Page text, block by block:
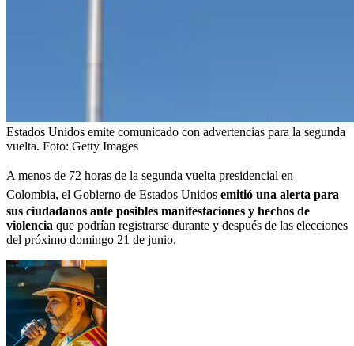
Estados Unidos emite comunicado con advertencias para la segunda
vuelta. Foto: Getty Images
A menos de 72 horas de la segunda vuelta presidencial en
Colombia, el Gobierno de Estados Unidos emitió una alerta para
sus ciudadanos ante posibles manifestaciones y hechos de
violencia que podrían registrarse durante y después de las elecciones
del próximo domingo 21 de junio.